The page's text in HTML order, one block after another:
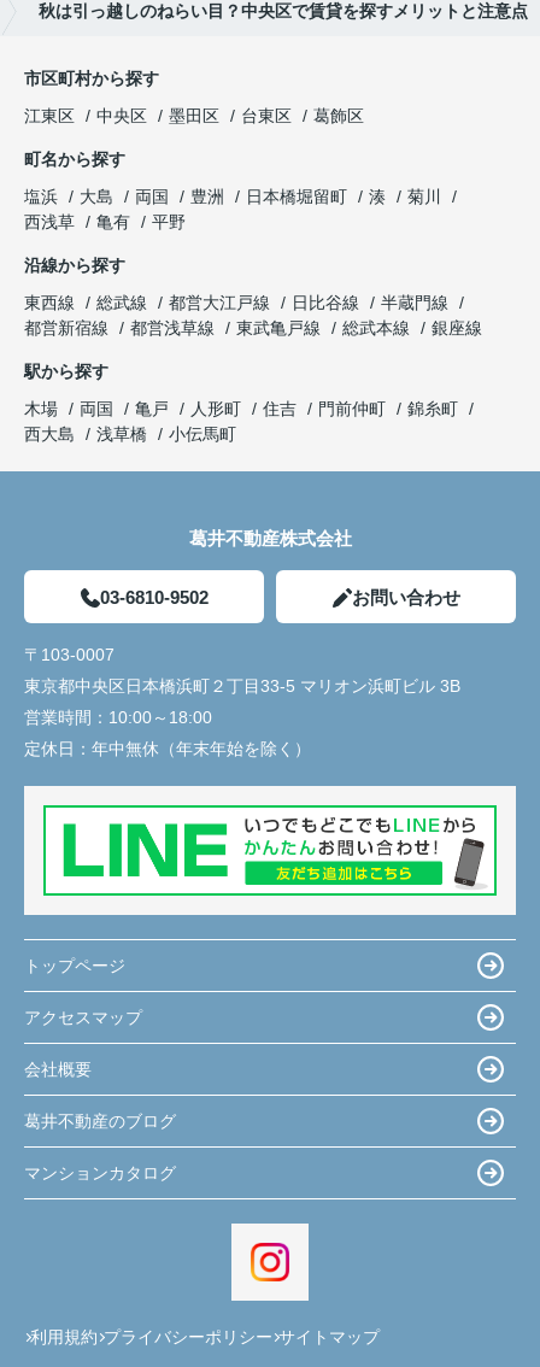
秋は引っ越しのねらい目？中央区で賃貸を探すメリットと注意点
市区町村から探す
江東区
中央区 墨田区 台東区 葛飾区
町名から探す
塩浜
大島 両国 豊洲 日本橋堀留町 湊
菊川
西浅草
亀有 平野
沿線から探す
東西線
総武線 都営大江戸線 日比谷線
半蔵門線
都営新宿線
都営浅草線 東武亀戸線 総武本線 銀座線
駅から探す
木場
両国 亀戸 人形町 住吉 門前仲町
錦糸町
西大島
浅草橋 小伝馬町
葛井不動産株式会社
03-6810-9502 お問い合わせ
〒103-0007
東京都中央区日本橋浜町２丁目33-5 マリオン浜町ビル 3B
営業時間： 10:00～18:00
定休日： 年中無休（年末年始を除く）
トップページ
アクセスマップ
会社概要
葛井不動産のブログ
マンションカタログ
利用規約 プライバシーポリシー サイトマップ